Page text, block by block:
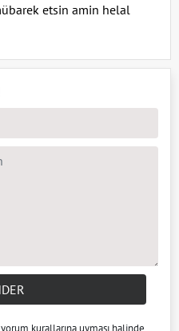
etsin amin helal
yorum kurallarına uyması halinde